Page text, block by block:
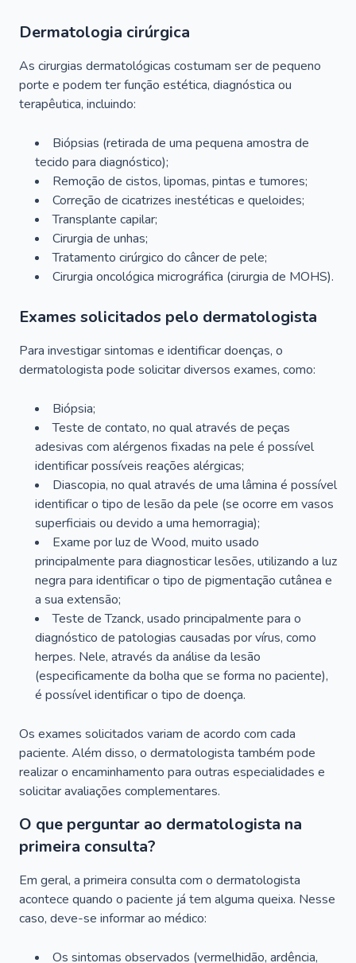
Dermatologia cirúrgica
As cirurgias dermatológicas costumam ser de pequeno
porte e podem ter função estética, diagnóstica ou
terapêutica, incluindo:
Biópsias (retirada de uma pequena amostra de
tecido para diagnóstico);
Remoção de cistos, lipomas, pintas e tumores;
Correção de cicatrizes inestéticas e queloides;
Transplante capilar;
Cirurgia de unhas;
Tratamento cirúrgico do câncer de pele;
Cirurgia oncológica micrográfica (cirurgia de MOHS).
Exames solicitados pelo dermatologista
Para investigar sintomas e identificar doenças, o
dermatologista pode solicitar diversos exames, como:
Biópsia;
Teste de contato, no qual através de peças
adesivas com alérgenos fixadas na pele é possível
identificar possíveis reações alérgicas;
Diascopia, no qual através de uma lâmina é possível
identificar o tipo de lesão da pele (se ocorre em vasos
superficiais ou devido a uma hemorragia);
Exame por luz de Wood, muito usado
principalmente para diagnosticar lesões, utilizando a luz
negra para identificar o tipo de pigmentação cutânea e
a sua extensão;
Teste de Tzanck, usado principalmente para o
diagnóstico de patologias causadas por vírus, como
herpes. Nele, através da análise da lesão
(especificamente da bolha que se forma no paciente),
é possível identificar o tipo de doença.
Os exames solicitados variam de acordo com cada
paciente. Além disso, o dermatologista também pode
realizar o encaminhamento para outras especialidades e
solicitar avaliações complementares.
O que perguntar ao dermatologista na
primeira consulta?
Em geral, a primeira consulta com o dermatologista
acontece quando o paciente já tem alguma queixa. Nesse
caso, deve-se informar ao médico:
Os sintomas observados (vermelhidão, ardência,